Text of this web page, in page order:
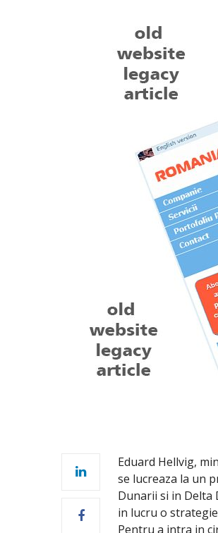
Eduard Hellvig,
se lucreaza la un
Dunarii si in Delta
in lucru o
Pentru a intra in